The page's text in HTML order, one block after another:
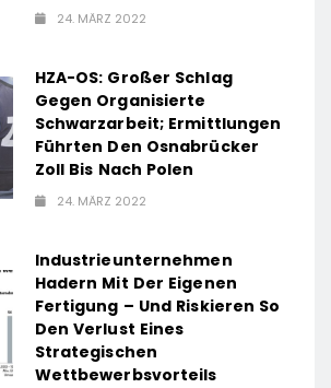
24. MÄRZ 2022
HZA-OS: Großer Schlag
Gegen Organisierte
Schwarzarbeit; Ermittlungen
Führten Den Osnabrücker
Zoll Bis Nach Polen
24. MÄRZ 2022
Industrieunternehmen
Hadern Mit Der Eigenen
Fertigung – Und Riskieren So
Den Verlust Eines
Strategischen
Wettbewerbsvorteils